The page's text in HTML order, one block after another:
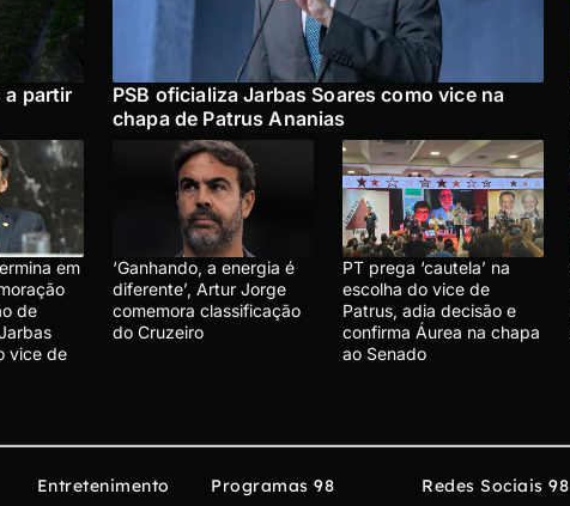
a partir
PSB oficializa Jarbas Soares como vice na
chapa de Patrus Ananias
em
de
vice de
‘Ganhando, a energia é
diferente’, Artur Jorge
comemora classificação
do Cruzeiro
PT prega ‘cautela’ na
escolha do vice de
Patrus, adia decisão e
confirma Áurea na chapa
ao Senado
Entretenimento
Programas 98
Redes Sociais 98